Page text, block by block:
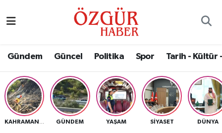
Gündem Güncel Politika Spor Tarih - Kültür
GÜNDEM YAŞAM SIYASET DÜNYA
Eğitim
Ekonomi
Nöbetçi Eczaneler
Namaz Vakitleri
Trafik Durumu